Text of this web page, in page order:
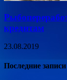
кредитам
23.08.2019
Последние записи